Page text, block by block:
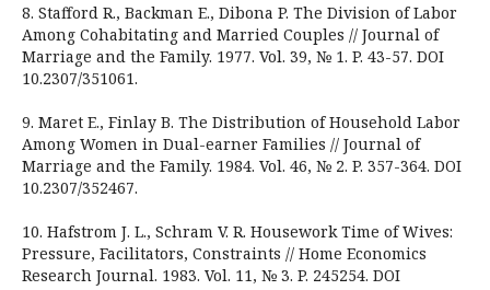
8. Stafford R., Backman E., Dibona P. The Division of Labor
Among Cohabitating and Married Couples // Journal of
Marriage and the Family. 1977. Vol. 39, № 1. P. 43-57. DOI
10.2307/351061.
9. Maret E., Finlay B. The Distribution of Household Labor
Among Women in Dual-earner Families // Journal of
Marriage and the Family. 1984. Vol. 46, № 2. P. 357-364. DOI
10.2307/352467.
10. Hafstrom J. L., Schram V. R. Housework Time of Wives:
Pressure, Facilitators, Constraints // Home Economics
Research Journal. 1983. Vol. 11, № 3. P. 245254. DOI